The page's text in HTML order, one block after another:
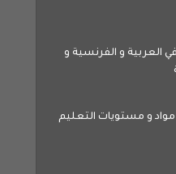
في العربية و الفرنسية و
و مستويات التعليم